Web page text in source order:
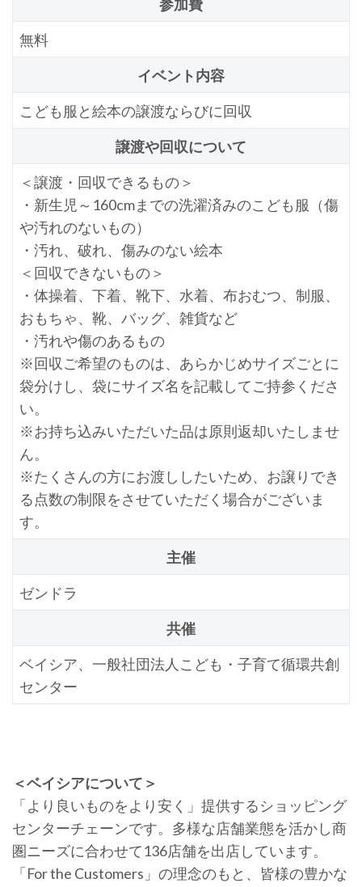
参加費
無料
イベント内容
こども服と絵本の譲渡ならびに回収
譲渡や回収について
＜譲渡・回収できるもの＞
・新生児～160cmまでの洗濯済みのこども服（傷
や汚れのないもの）
・汚れ、破れ、傷みのない絵本
＜回収できないもの＞
・体操着、下着、靴下、水着、布おむつ、制服、
おもちゃ、靴、バッグ、雑貨など
・汚れや傷のあるもの
※回収ご希望のものは、あらかじめサイズごとに
袋分けし、袋にサイズ名を記載してご持参くださ
い。
※お持ち込みいただいた品は原則返却いたしませ
ん。
※たくさんの方にお渡ししたいため、お譲りでき
る点数の制限をさせていただく場合がございま
す。
主催
ゼンドラ
共催
ベイシア、一般社団法人こども・子育て循環共創
センター
＜ベイシアについて＞
「より良いものをより安く」提供するショッピング
センターチェーンです。多様な店舗業態を活かし商
圏ニーズに合わせて136店舗を出店しています。
「For the Customers」の理念のもと、皆様の豊かな